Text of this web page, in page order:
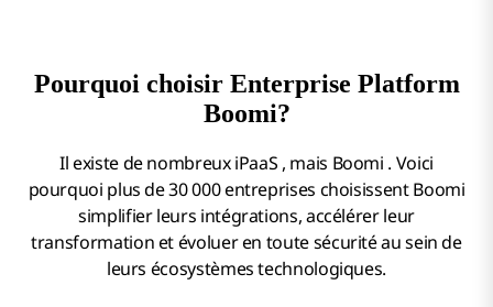
Pourquoi choisir Enterprise Platform
Boomi?
Il existe de nombreux iPaaS , mais Boomi . Voici
pourquoi plus de 30 000 entreprises choisissent Boomi
simplifier leurs intégrations, accélérer leur
transformation et évoluer en toute sécurité au sein de
leurs écosystèmes technologiques.